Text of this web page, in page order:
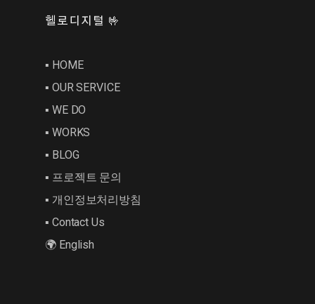
헬로디지털 🤟
▪︎ HOME
▪︎ OUR SERVICE
▪︎ WE DO
▪︎ WORKS
▪︎ BLOG
▪︎ 프로젝트 문의
▪︎ 개인정보처리방침
▪︎ Contact Us
🌍 English